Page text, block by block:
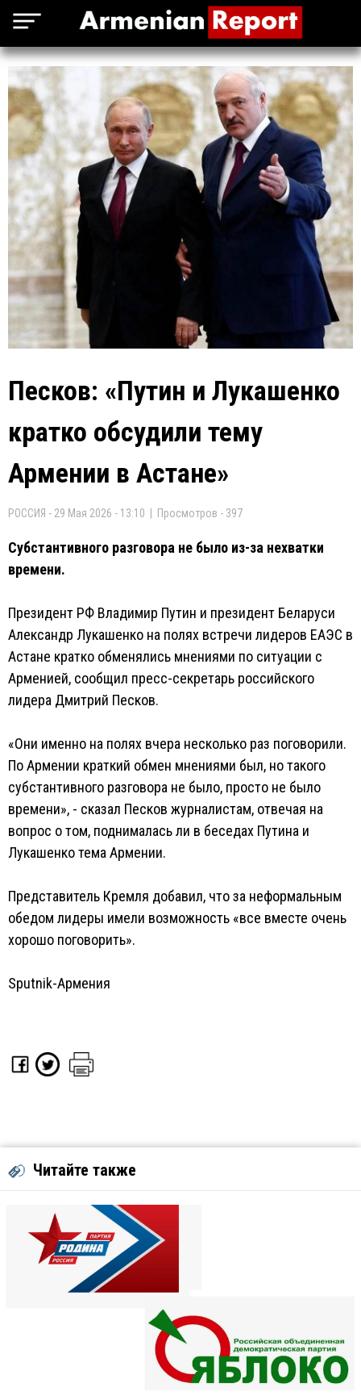
Песков: «Путин и Лукашенко
кратко обсудили тему
Армении в Астане»
РОССИЯ - 29 Мая 2026 - 13:10 | Просмотров - 397
Субстантивного разговора не было из-за нехватки
времени.
Президент РФ Владимир Путин и президент Беларуси
Александр Лукашенко на полях встречи лидеров ЕАЭС в
Астане кратко обменялись мнениями по ситуации с
Арменией, сообщил пресс-секретарь российского
лидера Дмитрий Песков.
«Они именно на полях вчера несколько раз поговорили.
По Армении краткий обмен мнениями был, но такого
субстантивного разговора не было, просто не было
времени», - сказал Песков журналистам, отвечая на
вопрос о том, поднималась ли в беседах Путина и
Лукашенко тема Армении.
Представитель Кремля добавил, что за неформальным
обедом лидеры имели возможность «все вместе очень
хорошо поговорить».
Sputnik-Армения
Читайте также